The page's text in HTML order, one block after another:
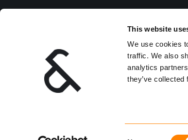
This website
We use cookies
traffic. We also
analytics
they’ve